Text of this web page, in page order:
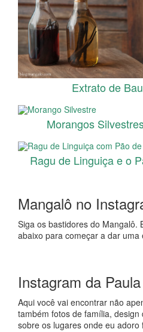
Extrato de
Morangos
Ragu de Linguiça e o
Mangalô no
Siga os bastidores do Mangalô.
abaixo para começar a dar uma
Instagram da Paula
Aqui você vai encontrar não
também fotos de família,
sobre os lugares onde eu adoro